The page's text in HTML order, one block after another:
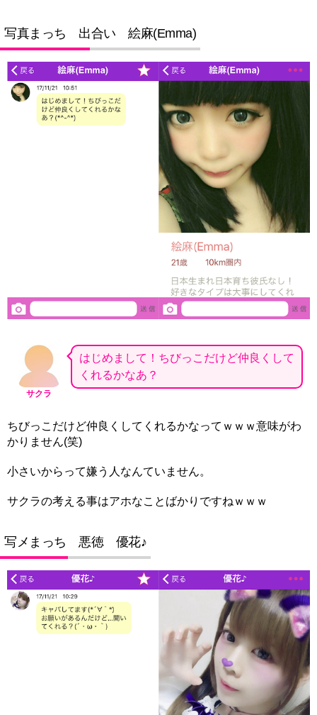
写真まっち 出合い 絵麻(Emma)
サクラ
はじめまして！ちびっこだけど仲良くして
くれるかなあ？
ちびっこだけど仲良くしてくれるかなってｗｗｗ意味がわ
かりません(笑)
小さいからって嫌う人なんていません。
サクラの考える事はアホなことばかりですねｗｗｗ
写メまっち 悪徳 優花♪